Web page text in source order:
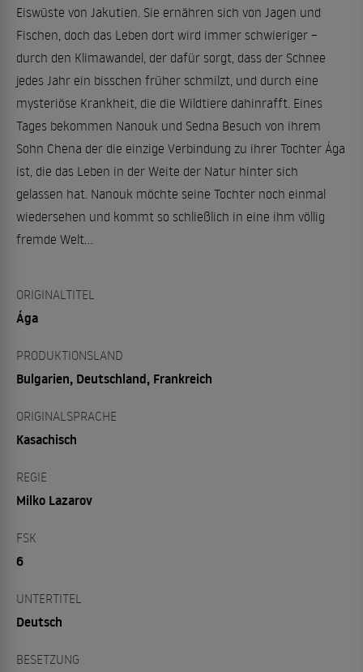
Eiswüste von Jakutien. Sie ernähren sich von Jagen und
Fischen, doch das Leben dort wird immer schwieriger –
durch den Klimawandel, der dafür sorgt, dass der Schnee
jedes Jahr ein bisschen früher schmilzt, und durch eine
mysteriöse Krankheit, die die Wildtiere dahinrafft. Eines
Tages bekommen Nanouk und Sedna Besuch von ihrem
Sohn Chena der die einzige Verbindung zu ihrer Tochter Ága
ist, die das Leben in der Weite der Natur hinter sich
gelassen hat. Nanouk möchte seine Tochter noch einmal
wiedersehen und kommt so schließlich in eine ihm völlig
fremde Welt...
ORIGINALTITEL
Ága
PRODUKTIONSLAND
Bulgarien, Deutschland, Frankreich
ORIGINALSPRACHE
Kasachisch
REGIE
Milko Lazarov
FSK
6
UNTERTITEL
Deutsch
BESETZUNG